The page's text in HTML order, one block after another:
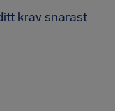
krav snarast